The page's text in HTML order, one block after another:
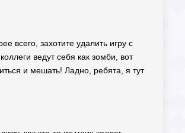
всего, захотите удалить игру с
ведут себя как зомби, вот
и мешать! Ладно, ребята, я тут